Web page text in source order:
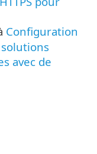
Configuration
avec de